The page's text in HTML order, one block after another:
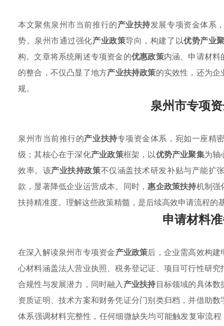
本文聚焦泉州市当前推行的产业扶持发展专项资金体系
势。泉州市通过强化产业政策导向，构建了以优势产业
构。文章将系统阐述专项资金的优惠政策内涵、申请材料
的整合，不仅凸显了地方产业扶持政策的实效性，还为
规。
泉州市专项
泉州市当前推行的产业扶持专项资金体系，宛如一座精
级；其核心在于深化产业政策框架，以优势产业聚集为轴
效率。该产业扶持政策不仅涵盖技术研发补贴与产能扩
款，显著降低企业运营成本。同时，惠企政策扶持机制强
扶持精准度。理解这些政策精髓，是后续高效申请流程的
申请材料
在深入解读泉州市专项资金产业政策后，企业需高效构
心材料涵盖法人营业执照、税务登记证、项目可行性研
合规性与发展潜力，同时融入产业扶持目标领域的具体
资质证明、技术方案和财务凭证分门别类归档，并借助
体系强调材料完整性，任何细微缺失均可能触发复审流